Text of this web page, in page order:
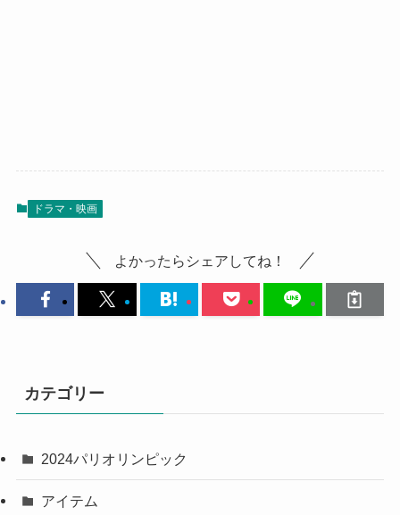
ドラマ・映画
よかったらシェアしてね！
カテゴリー
2024パリオリンピック
アイテム